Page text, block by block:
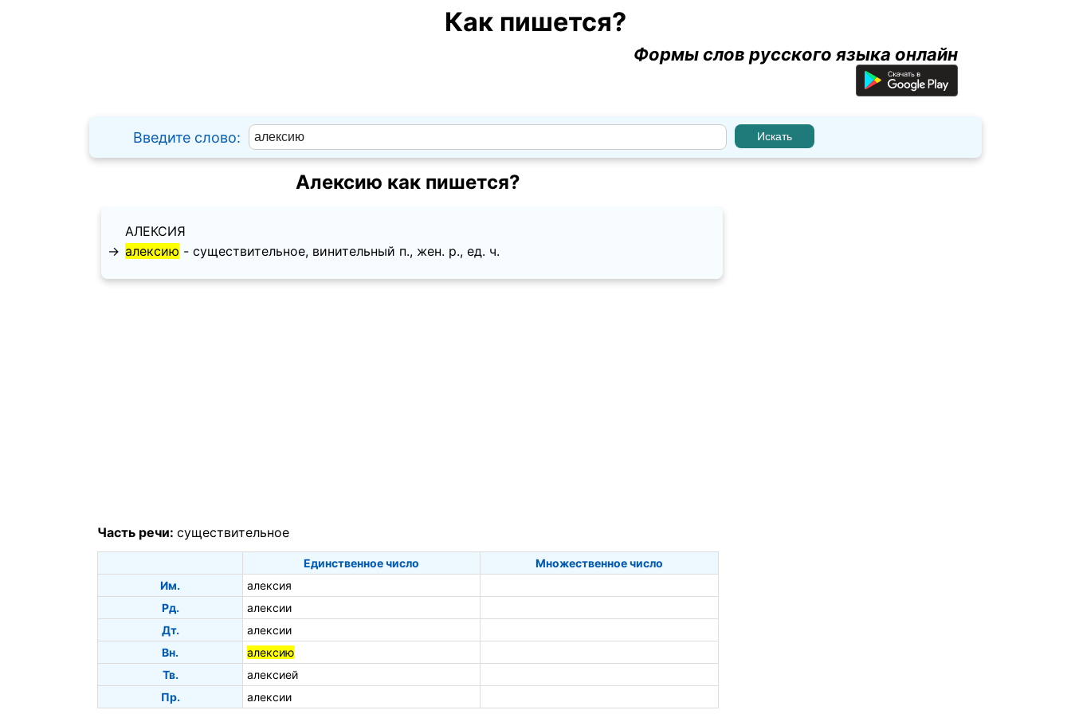
Как пишется?
Формы слов русского языка онлайн
Введите слово:
Алексию как пишется?
АЛЕКСИЯ
→ алексию - существительное, винительный п., жен. p., ед. ч.
Часть речи: существительное
Единственное число
Множественное число
Им.
алексия
Рд.
алексии
Дт.
алексии
Вн.
алексию
Тв.
алексией
Пр.
алексии